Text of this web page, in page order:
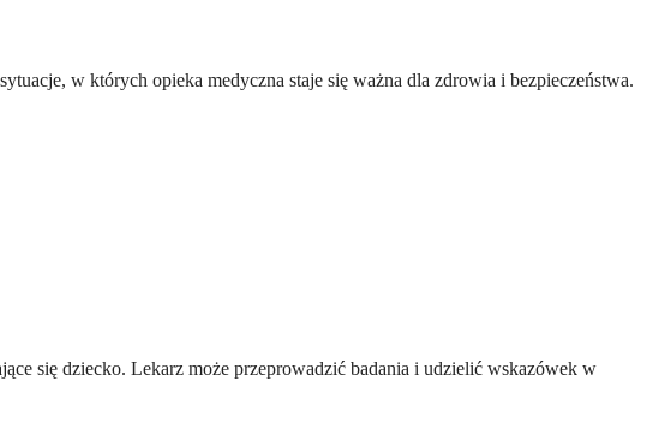
w których opieka medyczna staje się ważna dla zdrowia i bezpieczeństwa.
się dziecko. Lekarz może przeprowadzić badania i udzielić wskazówek w